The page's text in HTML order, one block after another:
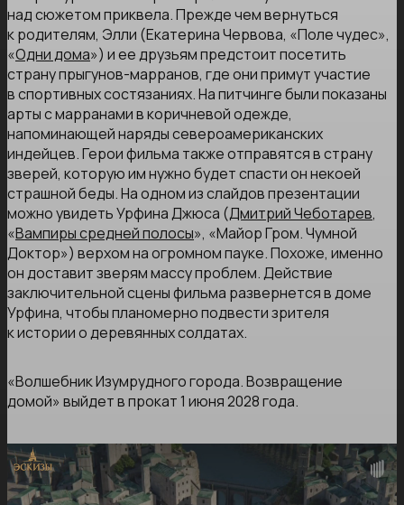
над сюжетом приквела. Прежде чем вернуться
к родителям, Элли (Екатерина Червова, «Поле чудес»,
«Одни дома») и ее друзьям предстоит посетить
страну прыгунов-марранов, где они примут участие
в спортивных состязаниях. На питчинге были показаны
арты с марранами в коричневой одежде,
напоминающей наряды североамериканских
индейцев. Герои фильма также отправятся в страну
зверей, которую им нужно будет спасти он некоей
страшной беды. На одном из слайдов презентации
можно увидеть Урфина Джюса (Дмитрий Чеботарев,
«Вампиры средней полосы», «Майор Гром. Чумной
Доктор») верхом на огромном пауке. Похоже, именно
он доставит зверям массу проблем. Действие
заключительной сцены фильма развернется в доме
Урфина, чтобы планомерно подвести зрителя
к истории о деревянных солдатах.
«Волшебник Изумрудного города. Возвращение
домой» выйдет в прокат 1 июня 2028 года.